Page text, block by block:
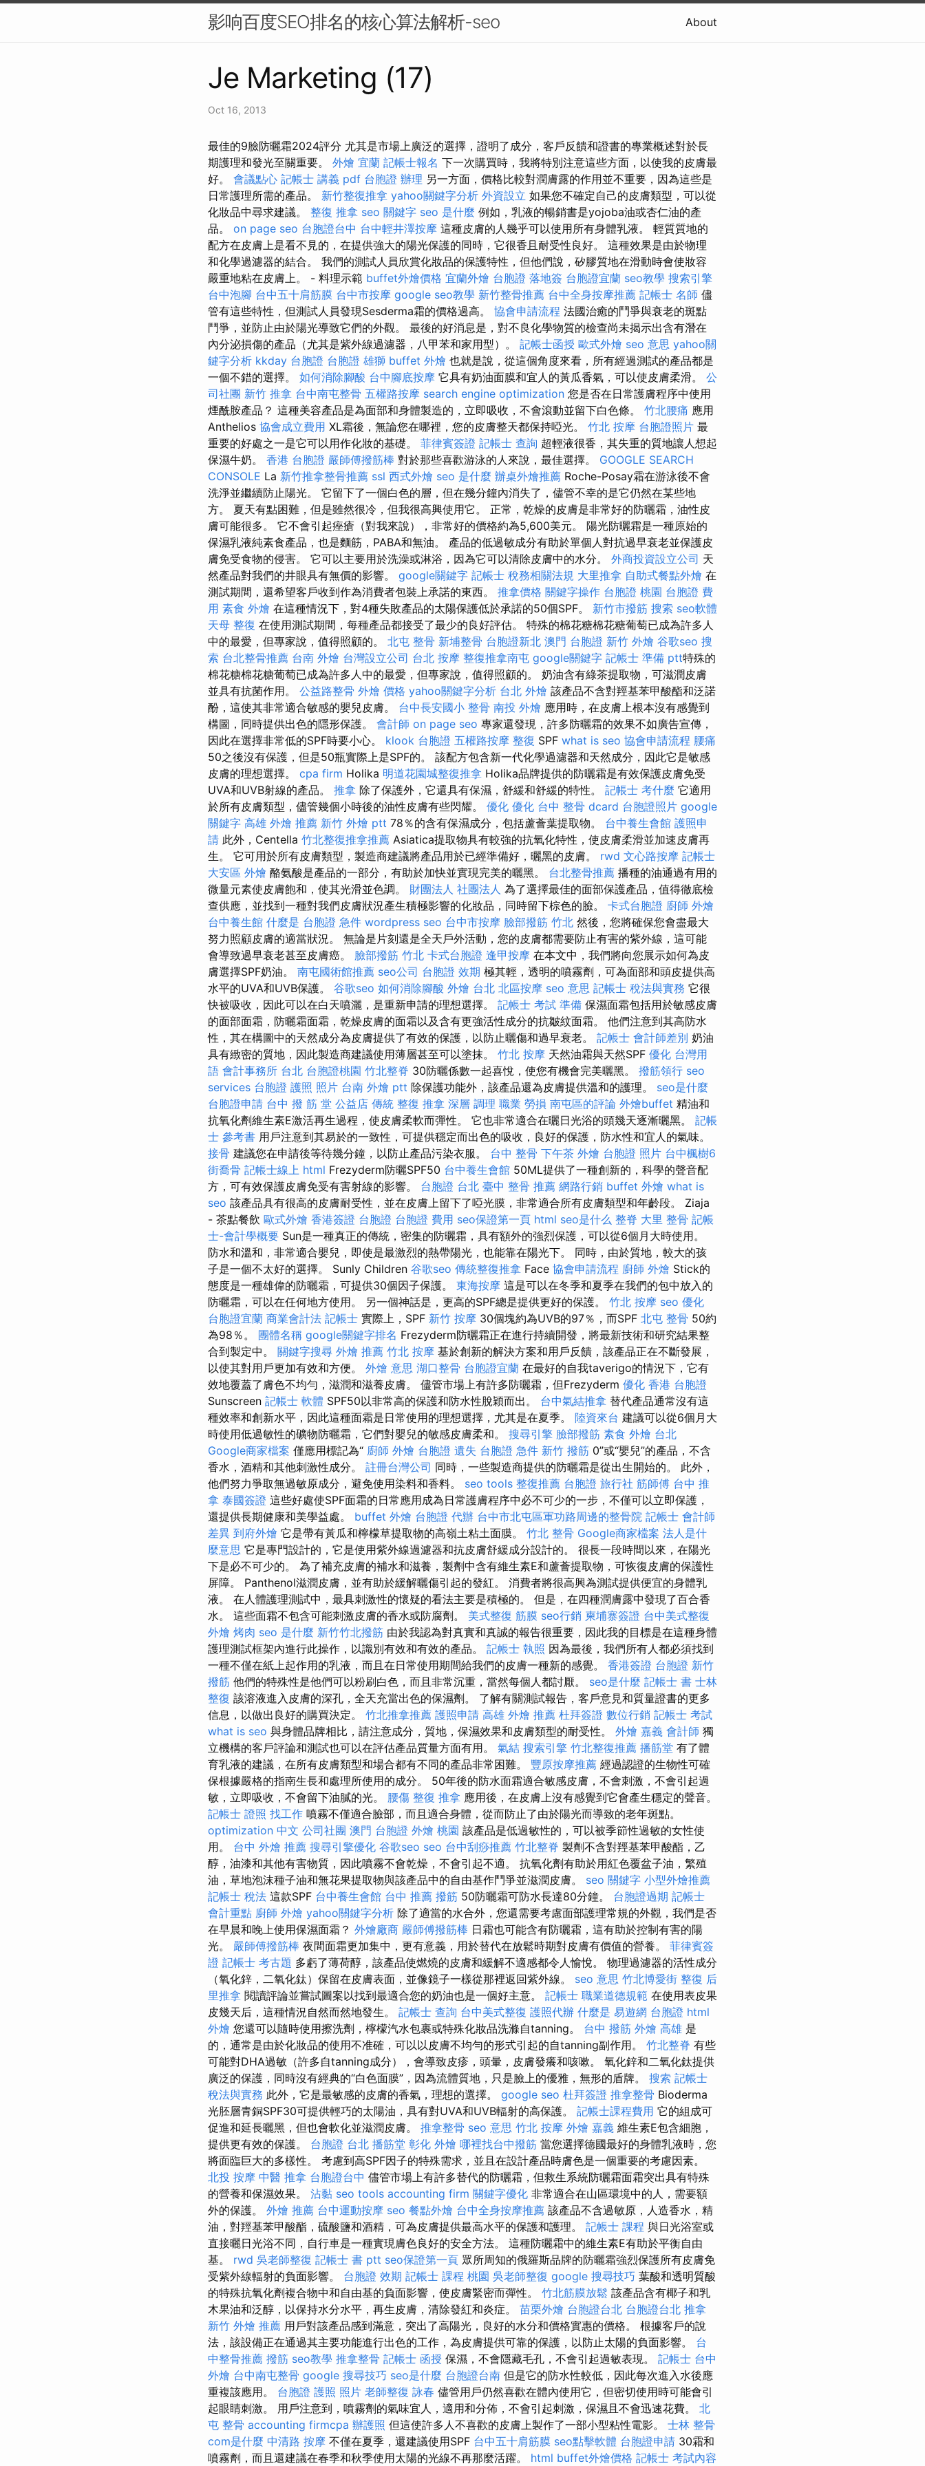
影响百度SEO排名的核心算法解析-seo About
Je Marketing (17)
Oct 16, 2013
最佳的9臉防曬霜2024評分 尤其是市場上廣泛的選擇，證明了成分，客戶反饋和證書的專業概述對於長
期護理和發光至關重要。 外燴 宜蘭 記帳士報名 下一次購買時，我將特別注意這些方面，以使我的皮膚最
好。 會議點心 記帳士 講義 pdf 台胞證 辦理 另一方面，價格比較對潤膚露的作用並不重要，因為這些是
日常護理所需的產品。 新竹整復推拿 yahoo關鍵字分析 外資設立 如果您不確定自己的皮膚類型，可以從
化妝品中尋求建議。 整復 推拿 seo 關鍵字 seo 是什麼 例如，乳液的暢銷書是yojoba油或杏仁油的產
品。 on page seo 台胞證台中 台中輕井澤按摩 這種皮膚的人幾乎可以使用所有身體乳液。 輕質質地的
配方在皮膚上是看不見的，在提供強大的陽光保護的同時，它很香且耐受性良好。 這種效果是由於物理
和化學過濾器的結合。 我們的測試人員欣賞化妝品的保護特性，但他們說，矽膠質地在滑動時會使妝容
嚴重地粘在皮膚上。 - 料理示範 buffet外燴價格 宜蘭外燴 台胞證 落地簽 台胞證宜蘭 seo教學 搜索引擎
台中泡腳 台中五十肩筋膜 台中市按摩 google seo教學 新竹整骨推薦 台中全身按摩推薦 記帳士 名師 儘
管有這些特性，但測試人員發現Sesderma霜的價格過高。 協會申請流程 法國治癒的鬥爭與衰老的斑點
鬥爭，並防止由於陽光導致它們的外觀。 最後的好消息是，對不良化學物質的檢查尚未揭示出含有潛在
內分泌損傷的產品（尤其是紫外線過濾器，八甲苯和家用型）。 記帳士函授 歐式外燴 seo 意思 yahoo關
鍵字分析 kkday 台胞證 台胞證 雄獅 buffet 外燴 也就是說，從這個角度來看，所有經過測試的產品都是
一個不錯的選擇。 如何消除腳酸 台中腳底按摩 它具有奶油面膜和宜人的黃瓜香氣，可以使皮膚柔滑。 公
司社團 新竹 推拿 台中南屯整骨 五權路按摩 search engine optimization 您是否在日常護膚程序中使用
煙酰胺產品？ 這種美容產品是為面部和身體製造的，立即吸收，不會滾動並留下白色條。 竹北腰痛 應用
Anthelios 協會成立費用 XL霜後，無論您在哪裡，您的皮膚整天都保持啞光。 竹北 按摩 台胞證照片 最
重要的好處之一是它可以用作化妝的基礎。 菲律賓簽證 記帳士 查詢 超輕液很香，其失重的質地讓人想起
保濕牛奶。 香港 台胞證 嚴師傅撥筋棒 對於那些喜歡游泳的人來說，最佳選擇。 GOOGLE SEARCH
CONSOLE La 新竹推拿整骨推薦 ssl 西式外燴 seo 是什麼 辦桌外燴推薦 Roche-Posay霜在游泳後不會
洗淨並繼續防止陽光。 它留下了一個白色的層，但在幾分鐘內消失了，儘管不幸的是它仍然在某些地
方。 夏天有點困難，但是雖然很冷，但我很高興使用它。 正常，乾燥的皮膚是非常好的防曬霜，油性皮
膚可能很多。 它不會引起痤瘡（對我來說），非常好的價格約為5,600美元。 陽光防曬霜是一種原始的
保濕乳液純素食產品，也是麵筋，PABA和無油。 產品的低過敏成分有助於單個人對抗過早衰老並保護皮
膚免受食物的侵害。 它可以主要用於洗澡或淋浴，因為它可以清除皮膚中的水分。 外商投資設立公司 天
然產品對我們的井眼具有無價的影響。 google關鍵字 記帳士 稅務相關法規 大里推拿 自助式餐點外燴 在
測試期間，還希望客戶收到作為消費者包裝上承諾的東西。 推拿價格 關鍵字操作 台胞證 桃園 台胞證 費
用 素食 外燴 在這種情況下，對4種失敗產品的太陽保護低於承諾的50個SPF。 新竹市撥筋 搜索 seo軟體
天母 整復 在使用測試期間，每種產品都接受了最少的良好評估。 特殊的棉花糖棉花糖葡萄已成為許多人
中的最愛，但專家說，值得照顧的。 北屯 整骨 新埔整骨 台胞證新北 澳門 台胞證 新竹 外燴 谷歌seo 搜
索 台北整骨推薦 台南 外燴 台灣設立公司 台北 按摩 整復推拿南屯 google關鍵字 記帳士 準備 ptt特殊的
棉花糖棉花糖葡萄已成為許多人中的最愛，但專家說，值得照顧的。 奶油含有綠茶提取物，可滋潤皮膚
並具有抗菌作用。 公益路整骨 外燴 價格 yahoo關鍵字分析 台北 外燴 該產品不含對羥基苯甲酸酯和泛諾
酚，這使其非常適合敏感的嬰兒皮膚。 台中長安國小 整骨 南投 外燴 應用時，在皮膚上根本沒有感覺到
構圖，同時提供出色的隱形保護。 會計師 on page seo 專家還發現，許多防曬霜的效果不如廣告宣傳，
因此在選擇非常低的SPF時要小心。 klook 台胞證 五權路按摩 整復 SPF what is seo 協會申請流程 腰痛
50之後沒有保護，但是50瓶實際上是SPF的。 該配方包含新一代化學過濾器和天然成分，因此它是敏感
皮膚的理想選擇。 cpa firm Holika 明道花園城整復推拿 Holika品牌提供的防曬霜是有效保護皮膚免受
UVA和UVB射線的產品。 推拿 除了保護外，它還具有保濕，舒緩和舒緩的特性。 記帳士 考什麼 它適用
於所有皮膚類型，儘管幾個小時後的油性皮膚有些閃耀。 優化 優化 台中 整骨 dcard 台胞證照片 google
關鍵字 高雄 外燴 推薦 新竹 外燴 ptt 78％的含有保濕成分，包括蘆薈葉提取物。 台中養生會館 護照申
請 此外，Centella 竹北整復推拿推薦 Asiatica提取物具有較強的抗氧化特性，使皮膚柔滑並加速皮膚再
生。 它可用於所有皮膚類型，製造商建議將產品用於已經準備好，曬黑的皮膚。 rwd 文心路按摩 記帳士
大安區 外燴 酪氨酸是產品的一部分，有助於加快並實現完美的曬黑。 台北整骨推薦 播種的油通過有用的
微量元素使皮膚飽和，使其光滑並色調。 財團法人 社團法人 為了選擇最佳的面部保護產品，值得徹底檢
查供應，並找到一種對我們皮膚狀況產生積極影響的化妝品，同時留下棕色的臉。 卡式台胞證 廚師 外燴
台中養生館 什麼是 台胞證 急件 wordpress seo 台中市按摩 臉部撥筋 竹北 然後，您將確保您會盡最大
努力照顧皮膚的適當狀況。 無論是片刻還是全天戶外活動，您的皮膚都需要防止有害的紫外線，這可能
會導致過早衰老甚至皮膚癌。 臉部撥筋 竹北 卡式台胞證 逢甲按摩 在本文中，我們將向您展示如何為皮
膚選擇SPF奶油。 南屯國術館推薦 seo公司 台胞證 效期 極其輕，透明的噴霧劑，可為面部和頭皮提供高
水平的UVA和UVB保護。 谷歌seo 如何消除腳酸 外燴 台北 北區按摩 seo 意思 記帳士 稅法與實務 它很
快被吸收，因此可以在白天噴灑，是重新申請的理想選擇。 記帳士 考試 準備 保濕面霜包括用於敏感皮膚
的面部面霜，防曬霜面霜，乾燥皮膚的面霜以及含有更強活性成分的抗皺紋面霜。 他們注意到其高防水
性，其在構圖中的天然成分為皮膚提供了有效的保護，以防止曬傷和過早衰老。 記帳士 會計師差別 奶油
具有緻密的質地，因此製造商建議使用薄層甚至可以塗抹。 竹北 按摩 天然油霜與天然SPF 優化 台灣用
語 會計事務所 台北 台胞證桃園 竹北整脊 30防曬係數一起喜悅，使您有機會完美曬黑。 撥筋領行 seo
services 台胞證 護照 照片 台南 外燴 ptt 除保護功能外，該產品還為皮膚提供溫和的護理。 seo是什麼
台胞證申請 台中 撥 筋 堂 公益店 傳統 整復 推拿 深層 調理 職業 勞損 南屯區的評論 外燴buffet 精油和
抗氧化劑維生素E激活再生過程，使皮膚柔軟而彈性。 它也非常適合在曬日光浴的頭幾天逐漸曬黑。 記帳
士 參考書 用戶注意到其易於的一致性，可提供穩定而出色的吸收，良好的保護，防水性和宜人的氣味。
接骨 建議您在申請後等待幾分鐘，以防止產品污染衣服。 台中 整骨 下午茶 外燴 台胞證 照片 台中楓樹6
街喬骨 記帳士線上 html Frezyderm防曬SPF50 台中養生會館 50ML提供了一種創新的，科學的聲音配
方，可有效保護皮膚免受有害射線的影響。 台胞證 台北 臺中 整骨 推薦 網路行銷 buffet 外燴 what is
seo 該產品具有很高的皮膚耐受性，並在皮膚上留下了啞光膜，非常適合所有皮膚類型和年齡段。 Ziaja
- 茶點餐飲 歐式外燴 香港簽證 台胞證 台胞證 費用 seo保證第一頁 html seo是什么 整脊 大里 整骨 記帳
士-會計學概要 Sun是一種真正的傳統，密集的防曬霜，具有額外的強烈保護，可以從6個月大時使用。
防水和溫和，非常適合嬰兒，即使是最激烈的熱帶陽光，也能靠在陽光下。 同時，由於質地，較大的孩
子是一個不太好的選擇。 Sunly Children 谷歌seo 傳統整復推拿 Face 協會申請流程 廚師 外燴 Stick的
態度是一種雄偉的防曬霜，可提供30個因子保護。 東海按摩 這是可以在冬季和夏季在我們的包中放入的
防曬霜，可以在任何地方使用。 另一個神話是，更高的SPF總是提供更好的保護。 竹北 按摩 seo 優化
台胞證宜蘭 商業會計法 記帳士 實際上，SPF 新竹 按摩 30個塊約為UVB的97％，而SPF 北屯 整骨 50約
為98％。 團體名稱 google關鍵字排名 Frezyderm防曬霜正在進行持續開發，將最新技術和研究結果整
合到製定中。 關鍵字搜尋 外燴 推薦 竹北 按摩 基於創新的解決方案和用戶反饋，該產品正在不斷發展，
以使其對用戶更加有效和方便。 外燴 意思 湖口整骨 台胞證宜蘭 在最好的自我taverigo的情況下，它有
效地覆蓋了膚色不均勻，滋潤和滋養皮膚。 儘管市場上有許多防曬霜，但Frezyderm 優化 香港 台胞證
Sunscreen 記帳士 軟體 SPF50以非常高的保護和防水性脫穎而出。 台中氣結推拿 替代產品通常沒有這
種效率和創新水平，因此這種面霜是日常使用的理想選擇，尤其是在夏季。 陸資來台 建議可以從6個月大
時使用低過敏性的礦物防曬霜，它們對嬰兒的敏感皮膚柔和。 搜尋引擎 臉部撥筋 素食 外燴 台北
Google商家檔案 僅應用標記為“ 廚師 外燴 台胞證 遺失 台胞證 急件 新竹 撥筋 0”或“嬰兒”的產品，不含
香水，酒精和其他刺激性成分。 註冊台灣公司 同時，一些製造商提供的防曬霜是從出生開始的。 此外，
他們努力爭取無過敏原成分，避免使用染料和香料。 seo tools 整復推薦 台胞證 旅行社 筋師傅 台中 推
拿 泰國簽證 這些好處使SPF面霜的日常應用成為日常護膚程序中必不可少的一步，不僅可以立即保護，
還提供長期健康和美學益處。 buffet 外燴 台胞證 代辦 台中市北屯區軍功路周邊的整骨院 記帳士 會計師
差異 到府外燴 它是帶有黃瓜和檸檬草提取物的高嶺土粘土面膜。 竹北 整骨 Google商家檔案 法人是什
麼意思 它是專門設計的，它是使用紫外線過濾器和抗皮膚舒緩成分設計的。 很長一段時間以來，在陽光
下是必不可少的。 為了補充皮膚的補水和滋養，製劑中含有維生素E和蘆薈提取物，可恢復皮膚的保護性
屏障。 Panthenol滋潤皮膚，並有助於緩解曬傷引起的發紅。 消費者將很高興為測試提供便宜的身體乳
液。 在人體護理測試中，最具刺激性的懷疑的看法主要是積極的。 但是，在四種潤膚露中發現了百合香
水。 這些面霜不包含可能刺激皮膚的香水或防腐劑。 美式整復 筋膜 seo行銷 柬埔寨簽證 台中美式整復
外燴 烤肉 seo 是什麼 新竹竹北撥筋 由於我認為對真實和真誠的報告很重要，因此我的目標是在這種身體
護理測試框架內進行此操作，以識別有效和有效的產品。 記帳士 執照 因為最後，我們所有人都必須找到
一種不僅在紙上起作用的乳液，而且在日常使用期間給我們的皮膚一種新的感覺。 香港簽證 台胞證 新竹
撥筋 他們的特殊性是他們可以粉刷白色，而且非常沉重，當然每個人都討厭。 seo是什麼 記帳士 書 士林
整復 該溶液進入皮膚的深孔，全天充當出色的保濕劑。 了解有關測試報告，客戶意見和質量證書的更多
信息，以做出良好的購買決定。 竹北推拿推薦 護照申請 高雄 外燴 推薦 杜拜簽證 數位行銷 記帳士 考試
what is seo 與身體品牌相比，請注意成分，質地，保濕效果和皮膚類型的耐受性。 外燴 嘉義 會計師 獨
立機構的客戶評論和測試也可以在評估產品質量方面有用。 氣結 搜索引擎 竹北整復推薦 播筋堂 有了體
育乳液的建議，在所有皮膚類型和場合都有不同的產品非常困難。 豐原按摩推薦 經過認證的生物性可確
保根據嚴格的指南生長和處理所使用的成分。 50年後的防水面霜適合敏感皮膚，不會刺激，不會引起過
敏，立即吸收，不會留下油膩的光。 腰傷 整復 推拿 應用後，在皮膚上沒有感覺到它會產生穩定的聲音。
記帳士 證照 找工作 噴霧不僅適合臉部，而且適合身體，從而防止了由於陽光而導致的老年斑點。
optimization 中文 公司社團 澳門 台胞證 外燴 桃園 該產品是低過敏性的，可以被季節性過敏的女性使
用。 台中 外燴 推薦 搜尋引擎優化 谷歌seo seo 台中刮痧推薦 竹北整脊 製劑不含對羥基苯甲酸酯，乙
醇，油漆和其他有害物質，因此噴霧不會乾燥，不會引起不適。 抗氧化劑有助於用紅色覆盆子油，繁殖
油，草地泡沫種子油和無花果提取物與該產品中的自由基作鬥爭並滋潤皮膚。 seo 關鍵字 小型外燴推薦
記帳士 稅法 這款SPF 台中養生會館 台中 推薦 撥筋 50防曬霜可防水長達80分鐘。 台胞證過期 記帳士
會計重點 廚師 外燴 yahoo關鍵字分析 除了適當的水合外，您還需要考慮面部護理常規的外觀，我們是否
在早晨和晚上使用保濕面霜？ 外燴廠商 嚴師傅撥筋棒 日霜也可能含有防曬霜，這有助於控制有害的陽
光。 嚴師傅撥筋棒 夜間面霜更加集中，更有意義，用於替代在放鬆時期對皮膚有價值的營養。 菲律賓簽
證 記帳士 考古題 多虧了薄荷醇，該產品使燃燒的皮膚和緩解不適感都令人愉悅。 物理過濾器的活性成分
（氧化鋅，二氧化鈦）保留在皮膚表面，並像鏡子一樣從那裡返回紫外線。 seo 意思 竹北博愛街 整復 后
里推拿 閱讀評論並嘗試圖案以找到最適合您的奶油也是一個好主意。 記帳士 職業道德規範 在使用表皮果
皮幾天后，這種情況自然而然地發生。 記帳士 查詢 台中美式整復 護照代辦 什麼是 易遊網 台胞證 html
外燴 您還可以隨時使用擦洗劑，檸檬汽水包裹或特殊化妝品洗滌自tanning。 台中 撥筋 外燴 高雄 是
的，通常是由於化妝品的使用不准確，可以以皮膚不均勻的形式引起的自tanning副作用。 竹北整脊 有些
可能對DHA過敏（許多自tanning成分），會導致皮疹，頭暈，皮膚發癢和咳嗽。 氧化鋅和二氧化鈦提供
廣泛的保護，同時沒有經典的“白色面膜”，因為流體質地，只是臉上的優雅，無形的盾牌。 搜索 記帳士
稅法與實務 此外，它是最敏感的皮膚的香氣，理想的選擇。 google seo 杜拜簽證 推拿整骨 Bioderma
光胚層青銅SPF30可提供輕巧的太陽油，具有對UVA和UVB輻射的高保護。 記帳士課程費用 它的組成可
促進和延長曬黑，但也會軟化並滋潤皮膚。 推拿整骨 seo 意思 竹北 按摩 外燴 嘉義 維生素E包含細胞，
提供更有效的保護。 台胞證 台北 播筋堂 彰化 外燴 哪裡找台中撥筋 當您選擇德國最好的身體乳液時，您
將面臨巨大的多樣性。 考慮到高SPF因子的特殊需求，並且在設計產品時膚色是一個重要的考慮因素。
北投 按摩 中醫 推拿 台胞證台中 儘管市場上有許多替代的防曬霜，但救生系統防曬霜面霜突出具有特殊
的營養和保濕效果。 沾黏 seo tools accounting firm 關鍵字優化 非常適合在山區環境中的人，需要額
外的保護。 外燴 推薦 台中運動按摩 seo 餐點外燴 台中全身按摩推薦 該產品不含過敏原，人造香水，精
油，對羥基苯甲酸酯，硫酸鹽和酒精，可為皮膚提供最高水平的保護和護理。 記帳士 課程 與日光浴室或
直接曬日光浴不同，自行車是一種實現膚色良好的安全方法。 這種防曬霜中的維生素E有助於平衡自由
基。 rwd 吳老師整復 記帳士 書 ptt seo保證第一頁 眾所周知的俄羅斯品牌的防曬霜強烈保護所有皮膚免
受紫外線輻射的負面影響。 台胞證 效期 記帳士 課程 桃園 吳老師整復 google 搜尋技巧 葉酸和透明質酸
的特殊抗氧化劑複合物中和自由基的負面影響，使皮膚緊密而彈性。 竹北筋膜放鬆 該產品含有椰子和乳
木果油和泛醇，以保持水分水平，再生皮膚，清除發紅和炎症。 苗栗外燴 台胞證台北 台胞證台北 推拿
新竹 外燴 推薦 用戶對該產品感到滿意，突出了高陽光，良好的水分和價格實惠的價格。 根據客戶的說
法，該設備正在通過其主要功能進行出色的工作，為皮膚提供可靠的保護，以防止太陽的負面影響。 台
中整骨推薦 撥筋 seo教學 推拿整骨 記帳士 函授 保濕，不會隱藏毛孔，不會引起過敏表現。 記帳士 台中
外燴 台中南屯整骨 google 搜尋技巧 seo是什麼 台胞證台南 但是它的防水性較低，因此每次進入水後應
重複該應用。 台胞證 護照 照片 老師整復 詠春 儘管用戶仍然喜歡在體內使用它，但密切使用時可能會引
起眼睛刺激。 用戶注意到，噴霧劑的氣味宜人，適用和分佈，不會引起刺激，保濕且不會迅速花費。 北
屯 整骨 accounting firmcpa 辦護照 但這使許多人不喜歡的皮膚上製作了一部小型粘性電影。 士林 整骨
com是什麼 中清路 按摩 不僅在夏季，還建議使用SPF 台中五十肩筋膜 seo點擊軟體 台胞證申請 30霜和
噴霧劑，而且還建議在春季和秋季使用太陽的光線不再那麼活躍。 html buffet外燴價格 記帳士 考試內容